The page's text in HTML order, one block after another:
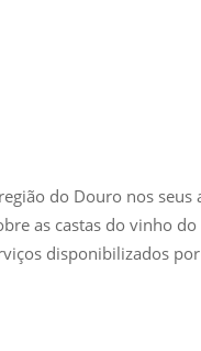
do Douro nos seus
as castas do vinho
disponibilizados